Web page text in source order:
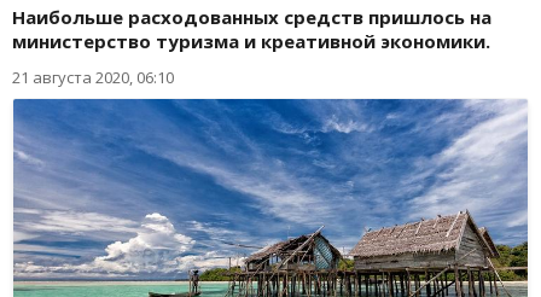
Наибольше расходованных средств пришлось на
министерство туризма и креативной экономики.
21 августа 2020, 06:10